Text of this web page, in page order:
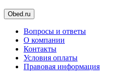
Obed.ru
Вопросы и ответы
О компании
Контакты
Условия оплаты
Правовая информация